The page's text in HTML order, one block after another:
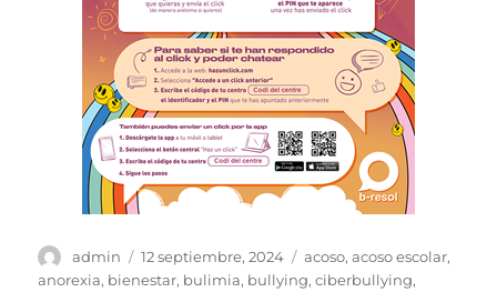
Autor
admin
Publicado
el
12 septiembre, 2024 Etiquetas
acoso,acoso escolar,
anorexia, bienestar, bulimia, bullying,ciberbullying,